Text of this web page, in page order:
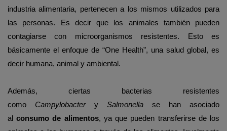
industriaalimentaria, pertenecen a los mismos utilizados para
las personas. Es decir que los animales también pueden
contagiarse con microorganismos resistentes. Esto es
básicamente el enfoque de “One Health”, una salud global, es
decir humana, animal y ambiental.
Además, ciertas bacterias resistentes
como Campylobactery Salmonella se han asociado
alconsumo de alimentos, ya que pueden transferirse de los